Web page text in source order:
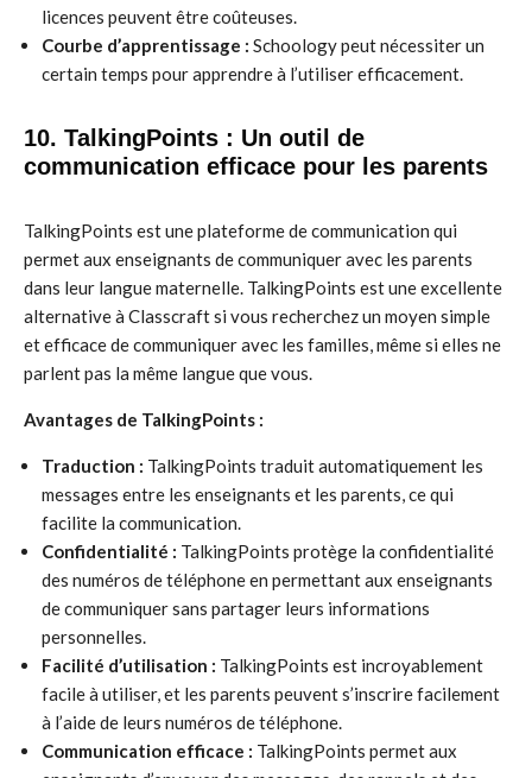
licences peuvent être coûteuses.
Courbe d’apprentissage : Schoology peut nécessiter un
certain temps pour apprendre à l’utiliser efficacement.
10. TalkingPoints : Un outil de
communication efficace pour les parents
TalkingPoints est une plateforme de communication qui
permet aux enseignants de communiquer avec les parents
dans leur langue maternelle. TalkingPoints est une excellente
alternative à Classcraft si vous recherchez un moyen simple
et efficace de communiquer avec les familles, même si elles ne
parlent pas la même langue que vous.
Avantages de TalkingPoints :
Traduction : TalkingPoints traduit automatiquement les
messages entre les enseignants et les parents, ce qui
facilite la communication.
Confidentialité : TalkingPoints protège la confidentialité
des numéros de téléphone en permettant aux enseignants
de communiquer sans partager leurs informations
personnelles.
Facilité d’utilisation : TalkingPoints est incroyablement
facile à utiliser, et les parents peuvent s’inscrire facilement
à l’aide de leurs numéros de téléphone.
Communication efficace : TalkingPoints permet aux